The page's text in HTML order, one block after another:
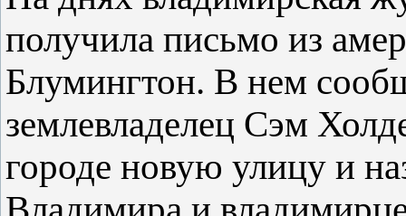
получила письмо из
Блумингтон. В нем
землевладелец Сэм
городе новую улицу и